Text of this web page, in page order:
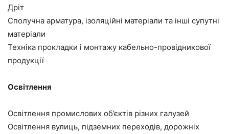
Дріт
Сполучна арматура, ізоляційні матеріали та інші супутні
матеріали
Техніка прокладки і монтажу кабельно-провідникової
продукції
Освітлення
Освітлення промислових об’єктів різних галузей
Освітлення вулиць, підземних переходів, дорожніх